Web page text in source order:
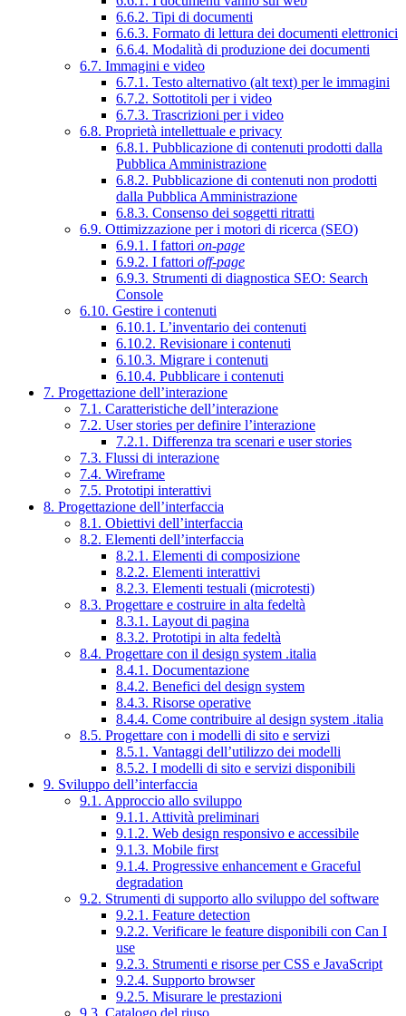
6.6.2. Tipi di documenti
6.6.3. Formato di lettura dei documenti elettronici
6.6.4. Modalità di produzione dei documenti
6.7. Immagini e video
6.7.1. Testo alternativo (alt text) per le immagini
6.7.2. Sottotitoli per i video
6.7.3. Trascrizioni per i video
6.8. Proprietà intellettuale e privacy
6.8.1. Pubblicazione di contenuti prodotti dalla
Pubblica Amministrazione
6.8.2. Pubblicazione di contenuti non prodotti
dalla Pubblica Amministrazione
6.8.3. Consenso dei soggetti ritratti
6.9. Ottimizzazione per i motori di ricerca (SEO)
6.9.1. I fattori on-page
6.9.2. I fattori off-page
6.9.3. Strumenti di diagnostica SEO: Search
Console
6.10. Gestire i contenuti
6.10.1. L’inventario dei contenuti
6.10.2. Revisionare i contenuti
6.10.3. Migrare i contenuti
6.10.4. Pubblicare i contenuti
7. Progettazione dell’interazione
7.1. Caratteristiche dell’interazione
7.2. User stories per definire l’interazione
7.2.1. Differenza tra scenari e user stories
7.3. Flussi di interazione
7.4. Wireframe
7.5. Prototipi interattivi
8. Progettazione dell’interfaccia
8.1. Obiettivi dell’interfaccia
8.2. Elementi dell’interfaccia
8.2.1. Elementi di composizione
8.2.2. Elementi interattivi
8.2.3. Elementi testuali (microtesti)
8.3. Progettare e costruire in alta fedeltà
8.3.1. Layout di pagina
8.3.2. Prototipi in alta fedeltà
8.4. Progettare con il design system .italia
8.4.1. Documentazione
8.4.2. Benefici del design system
8.4.3. Risorse operative
8.4.4. Come contribuire al design system .italia
8.5. Progettare con i modelli di sito e servizi
8.5.1. Vantaggi dell’utilizzo dei modelli
8.5.2. I modelli di sito e servizi disponibili
9. Sviluppo dell’interfaccia
9.1. Approccio allo sviluppo
9.1.1. Attività preliminari
9.1.2. Web design responsivo e accessibile
9.1.3. Mobile first
9.1.4. Progressive enhancement e Graceful
degradation
9.2. Strumenti di supporto allo sviluppo del software
9.2.1. Feature detection
9.2.2. Verificare le feature disponibili con Can I
use
9.2.3. Strumenti e risorse per CSS e JavaScript
9.2.4. Supporto browser
9.2.5. Misurare le prestazioni
9.3. Catalogo del riuso